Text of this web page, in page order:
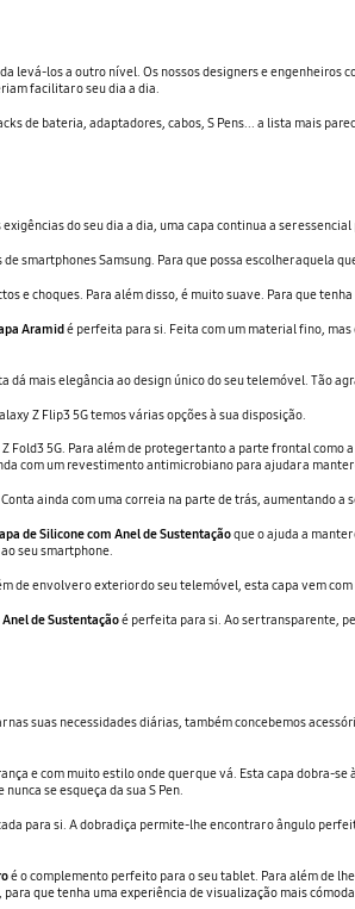
levá-los a outro nível. Os nossos designers e engenheiros
facilitar o seu dia a dia.
de bateria, adaptadores, cabos, S Pens... a lista mais
do seu dia a dia, uma capa continua a ser
smartphones Samsung. Para que possa escolher aquela
e choques. Para além disso, é muito suave. Para que
Aramidé perfeita para si. Feita com um material fino,
dá mais elegância ao design único do seu telemóvel. Tão
Z Flip3 5G temos várias opções à sua disposição.
Fold3 5G. Para além de proteger tanto a parte frontal
com um revestimento antimicrobiano para ajudar a
ainda com uma correia na parte de trás, aumentando a
de Silicone com Anel de Sustentaçãoque o ajuda a
seu smartphone.
de envolver o exterior do seu telemóvel, esta capa vem
de Sustentaçãoé perfeita para si. Ao ser transparente,
suas necessidades diárias, também concebemos
e com muito estilo onde quer que vá. Esta capa dobra-
se esqueça da sua S Pen.
para si. A dobradiça permite-lhe encontrar o ângulo
é o complemento perfeito para o seu tablet. Para além de
que tenha uma experiência de visualização mais